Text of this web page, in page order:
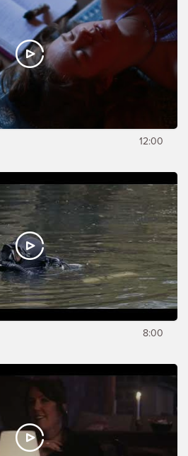
12:00
8:00